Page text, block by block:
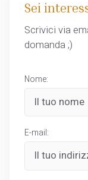
Sei
Scrivici via
domanda ;)
Nome:
E-mail: